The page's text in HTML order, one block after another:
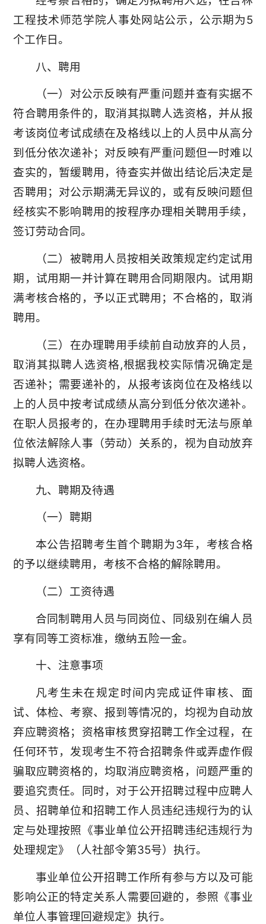
工程技术师范学院人事处网站公示，公示期为5
个工作日。
八、聘用
（一）对公示反映有严重问题并查有实据不
符合聘用条件的，取消其拟聘人选资格，并从报
考该岗位考试成绩在及格线以上的人员中从高分
到低分依次递补；对反映有严重问题但一时难以
查实的，暂缓聘用，待查实并做出结论后决定是
否聘用；对公示期满无异议的，或有反映问题但
经核实不影响聘用的按程序办理相关聘用手续，
签订劳动合同。
（二）被聘用人员按相关政策规定约定试用
期，试用期一并计算在聘用合同期限内。试用期
满考核合格的，予以正式聘用；不合格的，取消
聘用。
（三）在办理聘用手续前自动放弃的人员，
取消其拟聘人选资格,根据我校实际情况确定是
否递补；需要递补的，从报考该岗位在及格线以
上的人员中按考试成绩从高分到低分依次递补。
在职人员报考的，在办理聘用手续时无法与原单
位依法解除人事（劳动）关系的，视为自动放弃
拟聘人选资格。
九、聘期及待遇
（一）聘期
本公告招聘考生首个聘期为3年，考核合格
的予以继续聘用，考核不合格的解除聘用。
（二）工资待遇
合同制聘用人员与同岗位、同级别在编人员
享有同等工资标准，缴纳五险一金。
十、注意事项
凡考生未在规定时间内完成证件审核、面
试、体检、考察、报到等情况的，均视为自动放
弃应聘资格；资格审核贯穿招聘工作全过程，在
任何环节，发现考生不符合招聘条件或弄虚作假
骗取应聘资格的，均取消应聘资格，问题严重的
要追究责任。同时，对于公开招聘过程中应聘人
员、招聘单位和招聘工作人员违纪违规行为的认
定与处理按照《事业单位公开招聘违纪违规行为
处理规定》（人社部令第35号）执行。
事业单位公开招聘工作所有参与方以及可能
影响公正的特定关系人需要回避的，参照《事业
单位人事管理回避规定》执行。